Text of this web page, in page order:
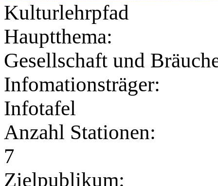
Kulturlehrpfad
Hauptthema:
Gesellschaft und
Infomationsträger:
Infotafel
Anzahl Stationen:
7
Zielpublikum: